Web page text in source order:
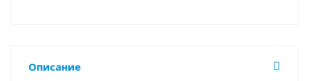
Описание